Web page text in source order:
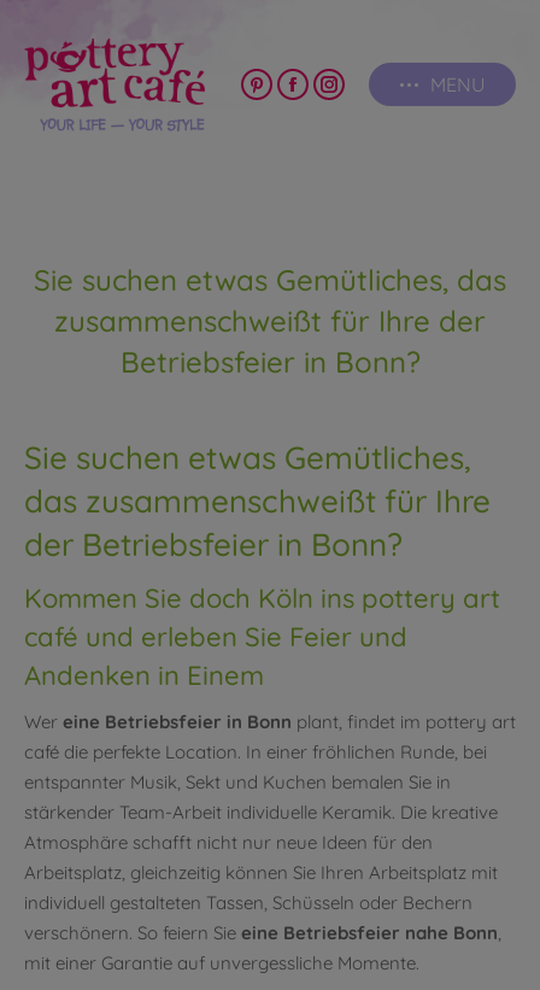
MENU
PinterestFacebook
Instagram
Sie suchen etwas Gemütliches, das
zusammenschweißt für Ihre der
Betriebsfeier in Bonn?
Sie suchen etwas Gemütliches,
das zusammenschweißt für Ihre
der Betriebsfeier in Bonn?
Kommen Sie doch Köln ins pottery art
café und erleben Sie Feier und
Andenken in Einem
Wer eine Betriebsfeier in Bonn plant, findet im pottery art
café die perfekte Location. In einer fröhlichen Runde, bei
entspannter Musik, Sekt und Kuchen bemalen Sie in
stärkender Team-Arbeit individuelle Keramik. Die kreative
Atmosphäre schafft nicht nur neue Ideen für den
Arbeitsplatz, gleichzeitig können Sie Ihren Arbeitsplatz mit
individuell gestalteten Tassen, Schüsseln oder Bechern
verschönern. So feiern Sie eine Betriebsfeier nahe Bonn,
mit einer Garantie auf unvergessliche Momente.